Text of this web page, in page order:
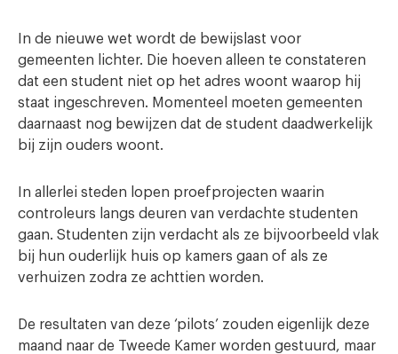
In de nieuwe wet wordt de bewijslast voor
gemeenten lichter. Die hoeven alleen te constateren
dat een student niet op het adres woont waarop hij
staat ingeschreven. Momenteel moeten gemeenten
daarnaast nog bewijzen dat de student daadwerkelijk
bij zijn ouders woont.
In allerlei steden lopen proefprojecten waarin
controleurs langs deuren van verdachte studenten
gaan. Studenten zijn verdacht als ze bijvoorbeeld vlak
bij hun ouderlijk huis op kamers gaan of als ze
verhuizen zodra ze achttien worden.
De resultaten van deze ‘pilots’ zouden eigenlijk deze
maand naar de Tweede Kamer worden gestuurd, maar